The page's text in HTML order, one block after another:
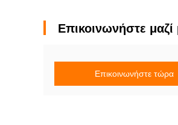
Επικοινωνήστε μαζί
Επικοινωνήστε τώρα